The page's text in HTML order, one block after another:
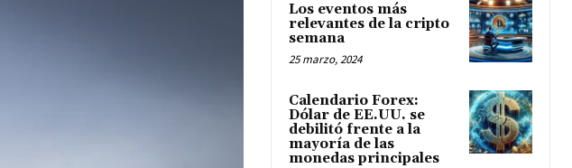
Los eventos más
relevantes de la cripto
semana
25 marzo, 2024
Calendario Forex:
Dólar de EE.UU. se
debilitó frente a la
mayoría de las
monedas principales